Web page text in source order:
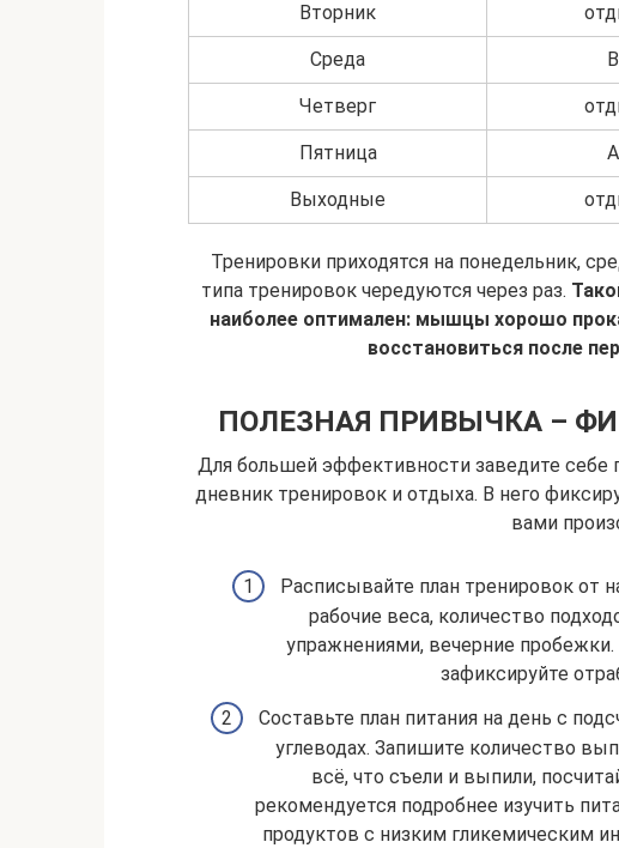
Вторник
Среда B
Четверг
Пятница A
Выходные
Тренировки приходятся на понедельник,
типа тренировок чередуются через раз.
наиболее оптимален: мышцы хорошо
восстановиться после
ПОЛЕЗНАЯ ПРИВЫЧКА –
Для большей эффективности заведите
дневник тренировок и отдыха. В него
вами
Расписывайте план тренировок от
рабочие веса, количество
упражнениями, вечерние
зафиксируйте
Составьте план питания на день с
углеводах. Запишите количество
всё, что съели и выпили,
рекомендуется подробнее изучить
продуктов с низким гликемическим